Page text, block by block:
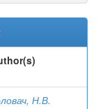
Н.В.